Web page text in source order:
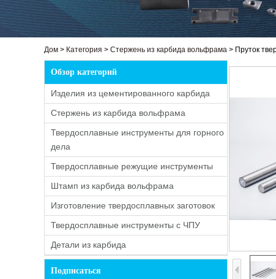
Дом > Категория > Стержень из карбида вольфрама > Пруток
Обзор категорий
Изделия из цементированного карбида
Стержень из карбида вольфрама
Твердосплавные инструменты для горного
дела
Твердосплавные режущие инструменты
Штамп из карбида вольфрама
Изготовление твердосплавных заготовок
Твердосплавные инструменты с ЧПУ
Детали из карбида
Подписаться